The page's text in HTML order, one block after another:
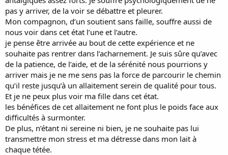
pas y arriver, de la voir se débattre et pleurer.
Mon compagnon, d’un soutient sans faille, souffre aussi de
nous voir dans cet état l’une et l’autre.
je pense être arrivée au bout de cette expérience et ne
souhaite pas rentrer dans l’acharnement. Je suis sûre qu’avec
de la patience, de l’aide, et de la sérénité nous pourrions y
arriver mais je ne me sens pas la force de parcourir le chemin
qu’il reste jusqu’à un allaitement serein de qualité pour tous.
Et je ne peux plus voir ma fille dans cet état.
les bénéfices de cet allaitement ne font plus le poids face aux
difficultés à surmonter.
De plus, n’étant ni sereine ni bien, je ne souhaite pas lui
transmettre mon stress et ma détresse dans mon lait à
chaque tétée.